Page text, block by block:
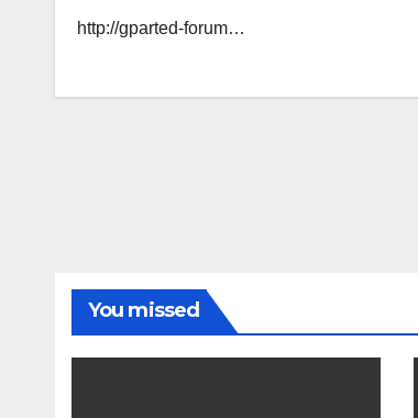
http://gparted-forum…
You missed